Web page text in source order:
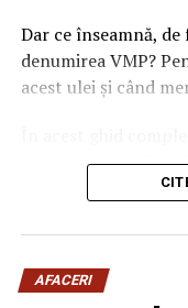
Dar ce înseamnă,
denumirea VMP?
acest ulei și când
Ravenol VMP
considerat unul
Ravenol este un
AFACERI